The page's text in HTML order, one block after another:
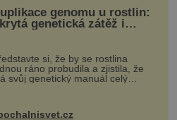
genomu u rostlin:
genetická zátěž i
si, že by se rostlina
ráno probudila a zjistila, že
svůj genetický manuál celý